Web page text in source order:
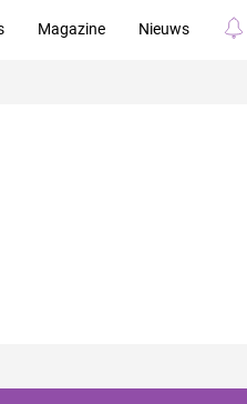
Magazine Nieuws